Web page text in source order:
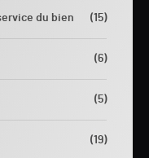
du bien (15)
(6)
(5)
(19)